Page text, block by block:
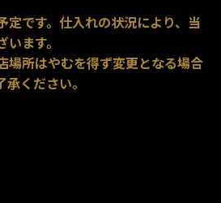
です。仕入れの状況により、当
ます。
所はやむを得ず変更となる場合
ください。